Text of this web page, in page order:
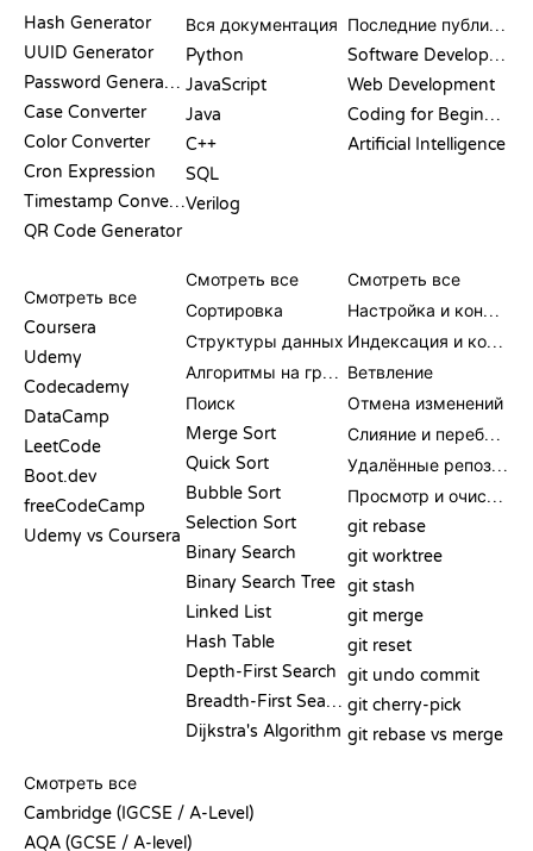
Hash Generator
UUID Generator
Password Generator
Case Converter
Color Converter
Cron Expression
Timestamp Converter
QR Code Generator
Вся документация
Python
JavaScript
Java
C++
SQL
Verilog
Последние публикации
Software Development
Web Development
Coding for Beginners
Artificial Intelligence
Смотреть все
Coursera
Udemy
Codecademy
DataCamp
LeetCode
Boot.dev
freeCodeCamp
Udemy vs Coursera
Смотреть все
Сортировка
Структуры данных
Алгоритмы на графах
Поиск
Merge Sort
Quick Sort
Bubble Sort
Selection Sort
Binary Search
Binary Search Tree
Linked List
Hash Table
Depth-First Search
Breadth-First Search
Dijkstra's Algorithm
Смотреть все
Настройка и конфигурация
Индексация и коммит
Ветвление
Отмена изменений
Слияние и перебазирование
Удалённые репозитории
Просмотр и очистка
git rebase
git worktree
git stash
git merge
git reset
git undo commit
git cherry-pick
git rebase vs merge
Смотреть все
Cambridge (IGCSE / A-Level)
AQA (GCSE / A-level)